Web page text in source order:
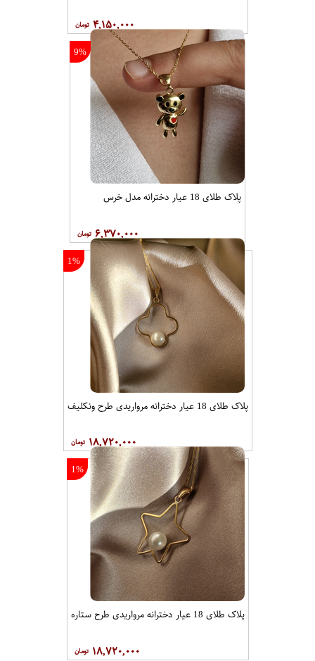
۴,۱۵۰,۰۰۰
9%
پلاک طلای 18 عیار دخترانه مدل خرس
۶,۳۷۰,۰۰۰
1%
پلاک طلای 18 عیار دخترانه مرواریدی طرح ونکلیف
۱۸,۷۲۰,۰۰۰
1%
پلاک طلای 18 عیار دخترانه مرواریدی طرح ستاره
۱۸,۷۲۰,۰۰۰